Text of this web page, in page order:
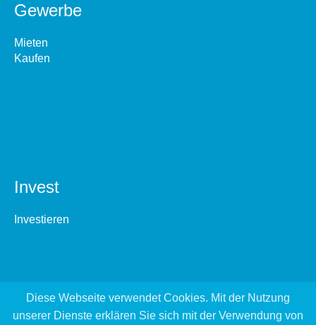
Gewerbe
Mieten
Kaufen
Invest
Investieren
Diese Webseite verwendet Cookies. Mit der Nutzung
unserer Dienste erklären Sie sich mit der Verwendung von